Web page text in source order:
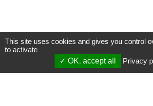
This site uses cookies and gives you control
to activate
OK, accept all
Privacy